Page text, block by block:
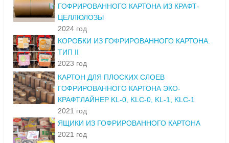
ГОФРИРОВАННОГО КАРТОНА ИЗ КРАФТ-
ЦЕЛЛЮЛОЗЫ
2024 год
КОРОБКИ ИЗ ГОФРИРОВАННОГО КАРТОНА.
ТИП II
2023 год
КАРТОН ДЛЯ ПЛОСКИХ СЛОЕВ
ГОФРИРОВАННОГО КАРТОНА ЭКО-
КРАФТЛАЙНЕР KL-0, KLC-0, KL-1, KLC-1
2021 год
ЯЩИКИ ИЗ ГОФРИРОВАННОГО КАРТОНА
2021 год